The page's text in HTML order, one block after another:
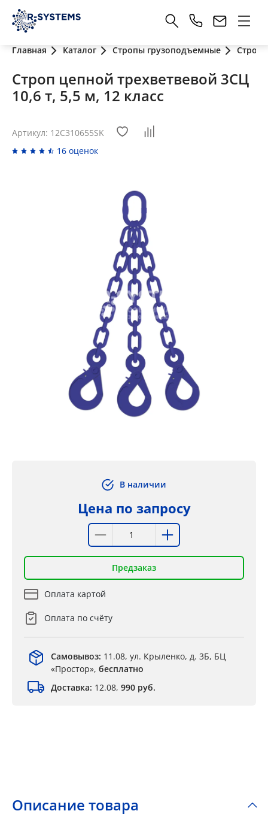
Главная Каталог Стропы грузоподъемные
Строп цепной трехветвевой 3СЦ
10,6 т, 5,5 м, 12 класс
Артикул: 12C310655SK
16 оценок
В наличии
Цена по запросу
Предзаказ
Оплата картой
Оплата по счёту
Самовывоз: 11.08, ул. Крыленко, д. 3Б, БЦ
«Простор», бесплатно
Доставка: 12.08, 990 руб.
Описание товара